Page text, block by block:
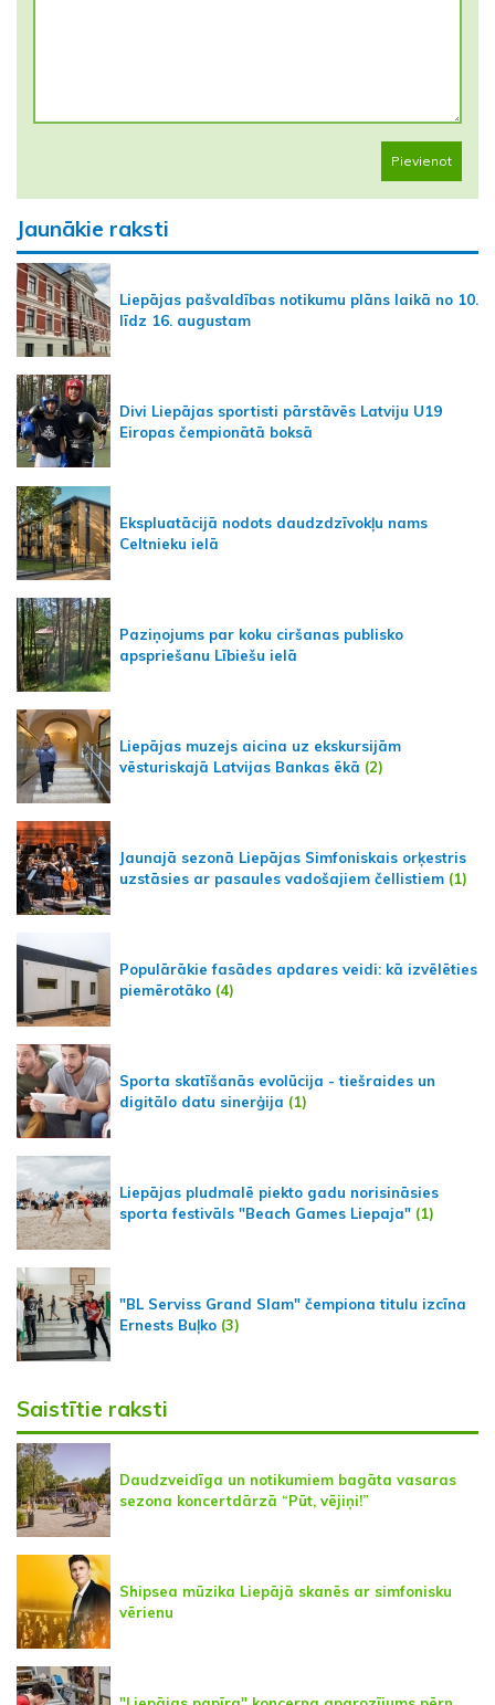
Pievienot
Jaunākie raksti
Liepājas pašvaldības notikumu plāns laikā no 10.
līdz 16. augustam
Divi Liepājas sportisti pārstāvēs Latviju U19
Eiropas čempionātā boksā
Ekspluatācijā nodots daudzdzīvokļu nams
Celtnieku ielā
Paziņojums par koku ciršanas publisko
apspriešanu Lībiešu ielā
Liepājas muzejs aicina uz ekskursijām
vēsturiskajā Latvijas Bankas ēkā (2)
Jaunajā sezonā Liepājas Simfoniskais orķestris
uzstāsies ar pasaules vadošajiem čellistiem (1)
Populārākie fasādes apdares veidi: kā izvēlēties
piemērotāko (4)
Sporta skatīšanās evolūcija - tiešraides un
digitālo datu sinerģija (1)
Liepājas pludmalē piekto gadu norisināsies
sporta festivāls "Beach Games Liepaja" (1)
"BL Serviss Grand Slam" čempiona titulu izcīna
Ernests Buļko (3)
Saistītie raksti
Daudzveidīga un notikumiem bagāta vasaras
sezona koncertdārzā “Pūt, vējiņi!”
Shipsea mūzika Liepājā skanēs ar simfonisku
vērienu